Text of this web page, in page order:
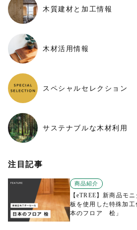
木質建材と加工情報
木材活用情報
スペシャルセレクション
サステナブルな木材利用
注目記事
商品紹介
【eTREE】新商品モ
板を使用した特殊加
本のフロア 桧」